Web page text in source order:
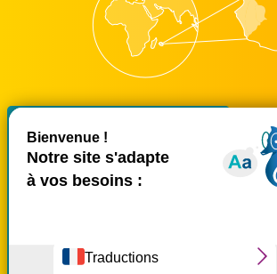
accueil@ouest-
tél.02 62 42 31 31
Nous rencontrer